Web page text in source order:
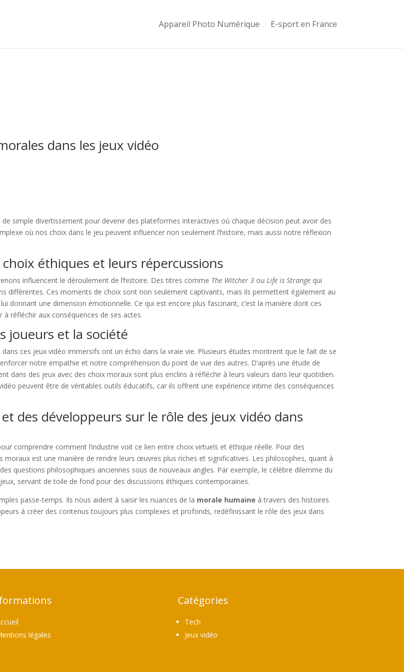
Appareil Photo Numérique E-sport en France
dans les jeux vidéo
de simple divertissement pour devenir des plateformes interactives où chaque décision peut avoir des
où nos choix dans le jeu peuvent influencer non seulement l’histoire, mais aussi notre réflexion
éthiques et leurs répercussions
influencent le déroulement de l’histoire. Des titres comme The Witcher 3 ouLife is Strange qui
différentes. Ces moments de choix sont non seulement captivants, mais ils permettent également au
donnant une dimension émotionnelle. Ce qui est encore plus fascinant, c’est la manière dont ces
réfléchir aux conséquences de ses actes.
joueurs et la société
ces jeux vidéo immersifs ont un écho dans la vraie vie. Plusieurs études montrent que le fait de se
notre empathie et notre compréhension du point de vue des autres. D’après une étude de
dans des jeux avec des choix moraux sont plus enclins à réfléchir à leurs valeurs dans leur quotidien.
peuvent être de véritables outils éducatifs, car ils offrent une expérience intime des conséquences
des développeurs sur le rôle des jeux vidéo dans
comprendre comment l’industrie voit ce lien entre choix virtuels et éthique réelle. Pour des
moraux est une manière de rendre leurs œuvres plus riches et significatives. Les philosophes, quant à
questions philosophiques anciennes sous de nouveaux angles. Par exemple, le célèbre dilemme du
servant de toile de fond pour des discussions éthiques contemporaines.
passe-temps. Ils nous aident à saisir les nuances de la morale humaine à travers des histoires
à créer des contenus toujours plus complexes et profonds, redéfinissant le rôle des jeux dans
légales
Catégories
Tech
Jeux vidéo